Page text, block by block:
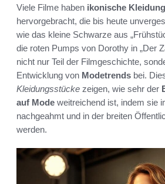
Viele Filme haben ikonische
hervorgebracht, die bis heute
wie das kleine Schwarze aus
die roten Pumps von Dorothy in „Der
nicht nur Teil der Filmgeschichte,
Entwicklung von Modetrends bei.
Kleidungsstücke zeigen, wie sehr der
auf Mode weitreichend ist, indem sie
nachgeahmt und in der breiten
werden.